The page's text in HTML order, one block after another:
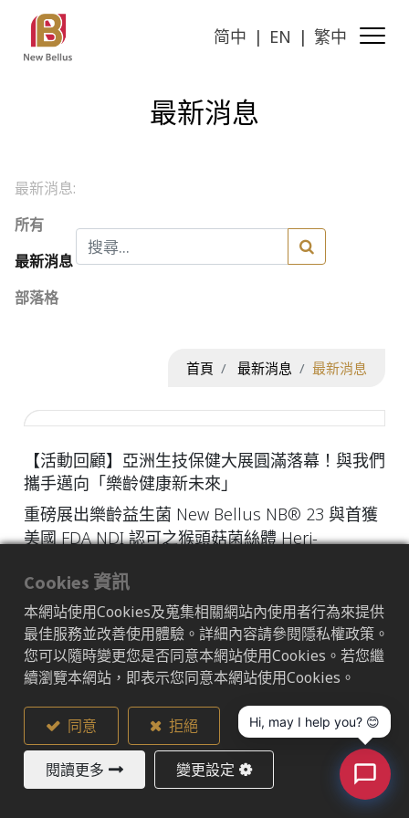
简中 EN 繁中
最新消息
最新消息:
所有
最新消息
部落格
首頁 最新消息 最新消息
【活動回顧】亞洲生技保健大展圓滿落幕！與我們
攜手邁向「樂齡健康新未來」
重磅展出樂齡益生菌 New Bellus NB® 23 與首獲
美國 FDA NDI 認可之猴頭菇菌絲體 Heri-
2026/07/27
強化國際佈局！New Bellus 展現原廠技術實力，攜
手海外夥伴共創市場雙贏
New Bellus近期受邀出席海外重要合作夥伴所舉
辦之海外市場拓展會議。
Cookies 資訊
本網站使用Cookies及蒐集相關網站內使用者行為來提供
最佳服務並改善使用體驗。詳細內容請參閱隱私權政策。
您可以隨時變更您是否同意本網站使用Cookies。若您繼
續瀏覽本網站，即表示您同意本網站使用Cookies。
同意 拒絕
閱讀更多 變更設定
Hi, may I help you? 😊